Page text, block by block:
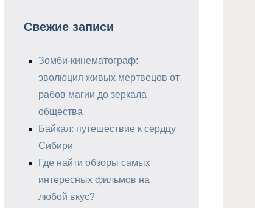
Свежие записи
Зомби-кинематограф:
эволюция живых мертвецов от
рабов магии до зеркала
общества
Байкал: путешествие к сердцу
Сибири
Где найти обзоры самых
интересных фильмов на
любой вкус?